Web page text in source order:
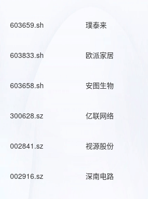
603659.sh 璞泰来
603833.sh 欧派家居
603658.sh 安图生物
300628.sz 亿联网络
002841.sz 视源股份
002916.sz 深南电路